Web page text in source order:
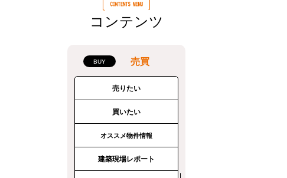
コンテンツ
売買
売りたい
買いたい
オススメ物件情報
建築現場レポート